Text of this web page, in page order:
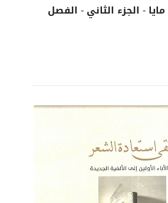
- الجزء الثاني - الفصل